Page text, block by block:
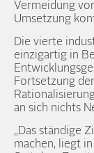
Vermeidung
Umsetzung
Die vierte
einzigartig in
Fortsetzung
an sich nichts
„Das ständige
machen, liegt